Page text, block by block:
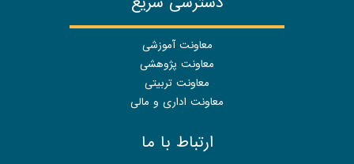
معاونت آموزشی
معاونت پژوهشی
معاونت تربیتی
معاونت اداری و مالی
ارتباط با ما